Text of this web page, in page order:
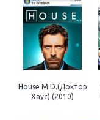
House M.D.(Доктор
Хаус) (2010)